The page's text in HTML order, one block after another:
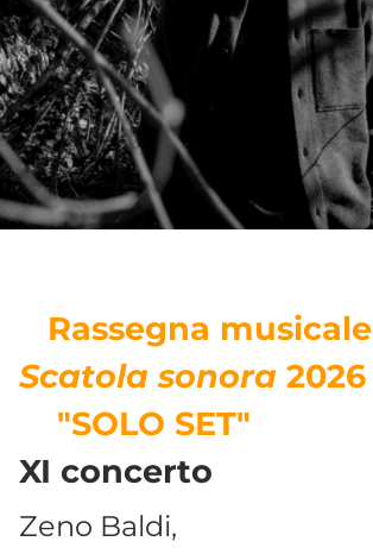
Rassegna musicale
Scatola sonora 2026
"SOLO SET"
XI concerto
Zeno Baldi,